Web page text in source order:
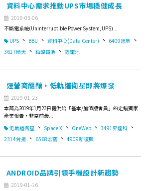
資料中心需求推動UPS市場穩健成長
2019-03-06
不斷電系統(Uninterruptible Power System, UPS)...
UPS 、 BBU 、 資料中心(Data Center) 、 6409旭隼 、
3617碩天 、 鉛酸電池 、 鋰電池
運營商醞釀，低軌道衛星即將爆發
2019-01-23
本篇為2019年1月23日提供給「基本/加值版會員」的定錨獨家
產業報告，非當前最...
低軌道衛星 、 Space X 、 OneWeb 、 3491昇達科 、
2314台揚 、 6568宏觀 、 4909新復興
ANDROID品牌引領手機設計新趨勢
2019-01-16